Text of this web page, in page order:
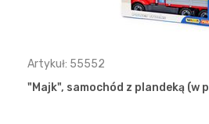
Artykuł: 55552
"Majk", samochód z plandeką (w